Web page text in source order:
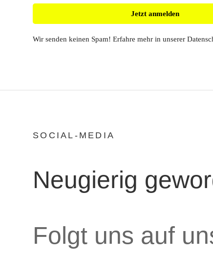
Wir senden keinen Spam! Erfahre mehr in unserer
SOCIAL-MEDIA
Neugierig
Folgt uns auf